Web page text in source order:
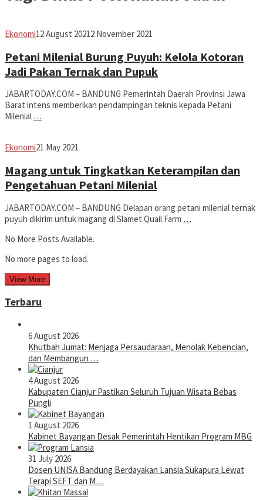
EkonomiAvila
12 August 20212 November 2021
Petani Milenial Burung Puyuh: Kelola Kotoran
Jadi Pakan Ternak dan Pupuk
JABARTODAY.COM – BANDUNG Pemerintah Daerah Provinsi Jawa
Barat intens memberikan pendampingan teknis kepada Petani
Milenial …
EkonomiAvila
21 May 2021
Magang untuk Tingkatkan Keterampilan dan
Pengetahuan Petani Milenial
JABARTODAY.COM – BANDUNG Delapan orang petani milenial ternak
puyuh dikirim untuk magang di Slamet Quail Farm …
No More Posts Available.
No more pages to load.
View More
Terbaru
6 August 2026
Khutbah Jumat: Menjaga Persaudaraan, Menolak Kebencian,
dan Membangun …
4 August 2026
Kabupaten Cianjur Pastikan Seluruh Tujuan Wisata Bebas
Pungli
1 August 2026
Kabinet Bayangan Desak Pemerintah Hentikan Program MBG
31 July 2026
Dosen UNISA Bandung Berdayakan Lansia Sukapura Lewat
Terapi SEFT dan M…